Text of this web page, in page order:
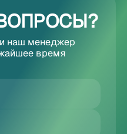
наш менеджер
время